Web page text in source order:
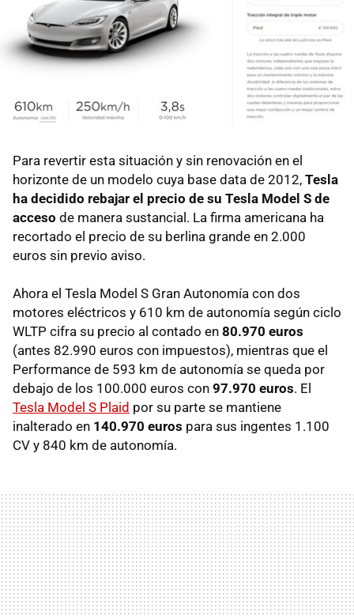
Para revertir esta situación y sin renovación en el
horizonte de un modelo cuya base data de 2012, Tesla
ha decidido rebajar el precio de su Tesla Model S de
acceso de manera sustancial. La firma americana ha
recortado el precio de su berlina grande en 2.000
euros sin previo aviso.
Ahora el Tesla Model S Gran Autonomía con dos
motores eléctricos y 610 km de autonomía según ciclo
WLTP cifra su precio al contado en 80.970 euros
(antes 82.990 euros con impuestos), mientras que el
Performance de 593 km de autonomía se queda por
debajo de los 100.000 euros con 97.970 euros. El
Tesla Model S Plaid por su parte se mantiene
inalterado en 140.970 euros para sus ingentes 1.100
CV y 840 km de autonomía.